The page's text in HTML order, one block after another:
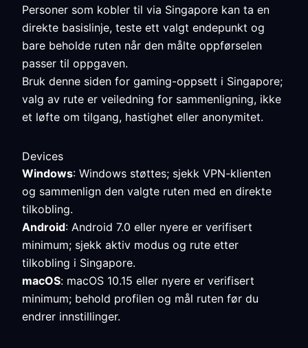
Personer som kobler til via Singapore kan ta en
direkte basislinje, teste ett valgt endepunkt og
bare beholde ruten når den målte oppførselen
passer til oppgaven.
Bruk denne siden for gaming-oppsett i Singapore;
valg av rute er veiledning for sammenligning, ikke
et løfte om tilgang, hastighet eller anonymitet.
Devices
Windows: Windows støttes; sjekk VPN-klienten
og sammenlign den valgte ruten med en direkte
tilkobling.
Android: Android 7.0 eller nyere er verifisert
minimum; sjekk aktiv modus og rute etter
tilkobling i Singapore.
macOS: macOS 10.15 eller nyere er verifisert
minimum; behold profilen og mål ruten før du
endrer innstillinger.